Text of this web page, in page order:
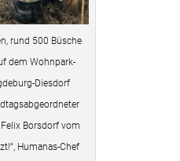
rund 500 Büsche
dem Wohnpark-
Diesdorf
Borsdorf vom
Humanas-Chef